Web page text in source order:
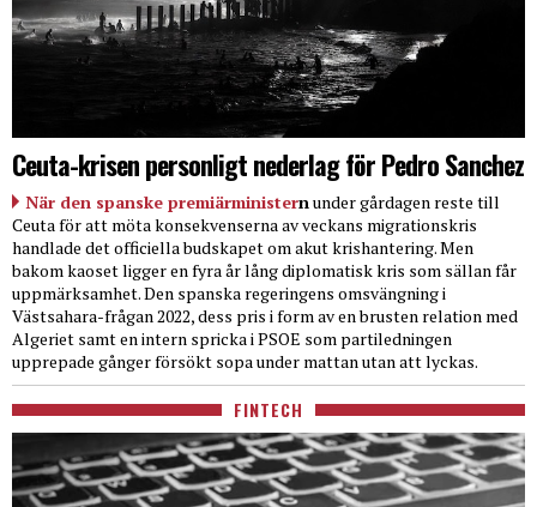
Ceuta-krisen personligt nederlag för Pedro Sanchez
När den spanske premiärministernunder gårdagen reste till
Ceuta för att möta konsekvenserna av veckans migrationskris
handlade det officiella budskapet om akut krishantering. Men
bakom kaoset ligger en fyra år lång diplomatisk kris som sällan får
uppmärksamhet. Den spanska regeringens omsvängning i
Västsahara-frågan 2022, dess pris i form av en brusten relation med
Algeriet samt en intern spricka i PSOE som partiledningen
upprepade gånger försökt sopa under mattan utan att lyckas.
FINTECH